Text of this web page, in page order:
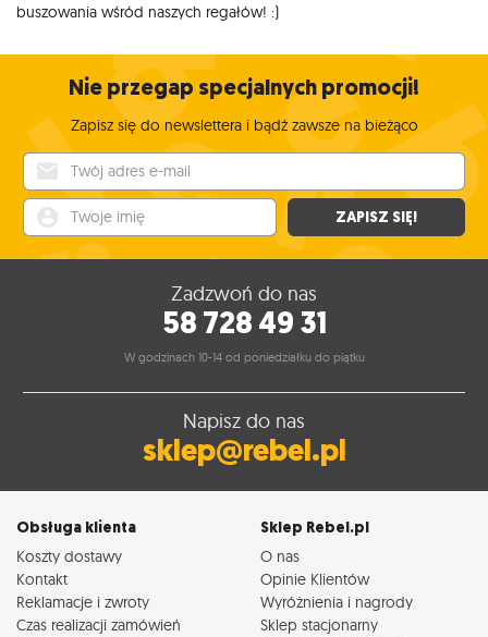
buszowania wśród naszych regałów! :)
Nie przegap specjalnych promocji!
Zapisz się do newslettera i bądź zawsze na bieżąco
ZAPISZ SIĘ!
Zadzwoń do nas
58 728 49 31
W godzinach 10-14 od poniedziałku do piątku
Napisz do nas
sklep@rebel.pl
Obsługa klienta
Koszty dostawy
Kontakt
Reklamacje i zwroty
Czas realizacji zamówień
Sklep Rebel.pl
O nas
Opinie Klientów
Wyróżnienia i nagrody
Sklep stacjonarny